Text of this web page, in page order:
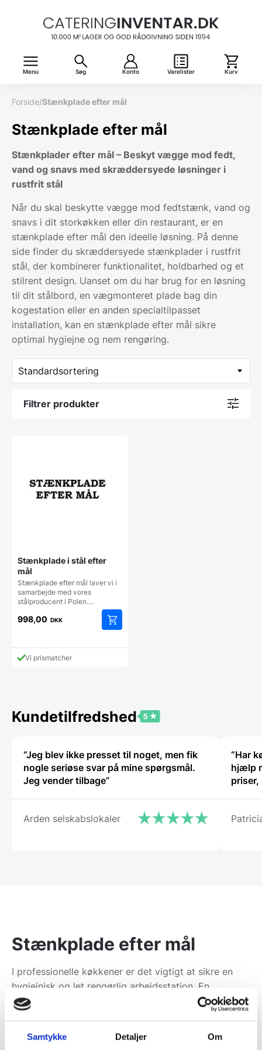
Samtykke Detaljer Om
Menu Søg Konto Varelister Kurv
Forside/Stænkplade efter mål
Stænkplade efter mål
Stænkplader efter mål – Beskyt vægge mod fedt,
vand og snavs med skræddersyede løsninger i
rustfrit stål
Når du skal beskytte vægge mod fedtstænk, vand og
snavs i dit storkøkken eller din restaurant, er en
stænkplade efter mål den ideelle løsning. På denne
side finder du skræddersyede stænkplader i rustfrit
stål, der kombinerer funktionalitet, holdbarhed og et
stilrent design. Uanset om du har brug for en løsning
til dit stålbord, en vægmonteret plade bag din
kogestation eller en anden specialtilpasset
installation, kan en stænkplade efter mål sikre
optimal hygiejne og nem rengøring.
Filtrer produkter
Stænkplade i stål efter
mål
Stænkplade efter mål laver vi i
samarbejde med vores
stålproducent i Polen.…
998,00 DKK
Vi prismatcher
Kundetilfredshed
“Jeg blev ikke presset til noget, men fik
nogle seriøse svar på mine spørgsmål.
Jeg vender tilbage”
Arden selskabslokaler
“Har
hjælp
priser,
Stænkplade efter mål
I professionelle køkkener er det vigtigt at sikre en
hygiejnisk og let rengørlig arbejdsstation. En
stænkplade i rustfrit stål beskytter vægge og
overflader mod fedtstænk, vand og madrester,
Med en løsning efter mål får du en perfekt pasform